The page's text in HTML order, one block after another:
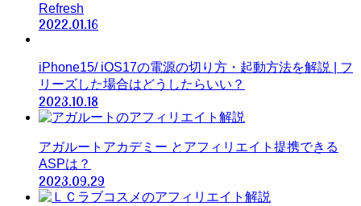
Refresh
2022.01.16
iPhone15/ iOS17の電源の切り方・起動方法を解説 | フ
リーズした場合はどうしたらいい？
2023.10.18
アガルートアカデミー とアフィリエイト提携できる
ASPは？
2023.09.29